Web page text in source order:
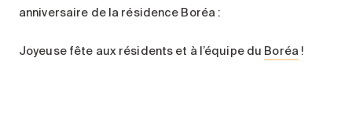
anniversaire de la résidence Boréa :
Joyeuse fête aux résidents et à l’équipe du Boréa !